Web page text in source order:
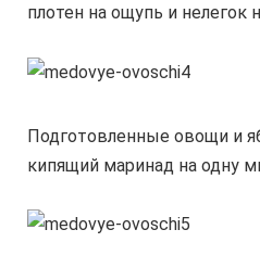
плотен на ощупь и нелегок
Подготовленные овощи и
кипящий маринад на одну